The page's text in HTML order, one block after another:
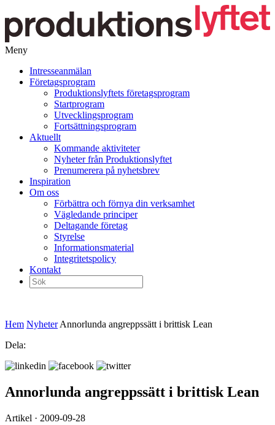
Meny
vidare
Intresseanmälan
Företagsprogram
Produktionslyftets företagsprogram
Startprogram
Utvecklingsprogram
Fortsättningsprogram
Aktuellt
Kommande aktiviteter
Nyheter från Produktionslyftet
Prenumerera på nyhetsbrev
Inspiration
Om oss
Förbättra och förnya din verksamhet
Vägledande principer
Deltagande företag
Styrelse
Informationsmaterial
Integritetspolicy
Kontakt
Sök
efter:
Hem Nyheter Annorlunda angreppssätt i brittisk Lean
Dela:
Annorlunda angreppssätt i brittisk Lean
Artikel · 2009-09-28